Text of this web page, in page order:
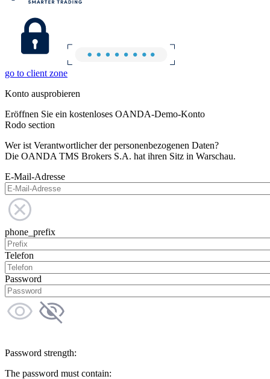
go to client zone
Konto ausprobieren
Eröffnen Sie ein kostenloses OANDA-Demo-Konto
Rodo section
Wer ist Verantwortlicher der personenbezogenen Daten?
Die OANDA TMS Brokers S.A. hat ihren Sitz in Warschau.
E-Mail-Adresse
phone_prefix
Telefon
Password
Password strength:
The password must contain: